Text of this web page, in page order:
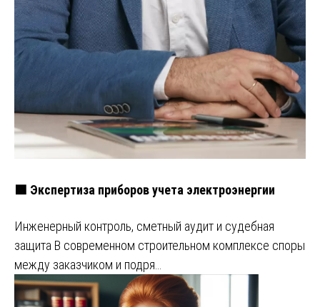
🟩 Экспертиза приборов учета электроэнергии
Инженерный контроль, сметный аудит и судебная
защита В современном строительном комплексе споры
между заказчиком и подря…